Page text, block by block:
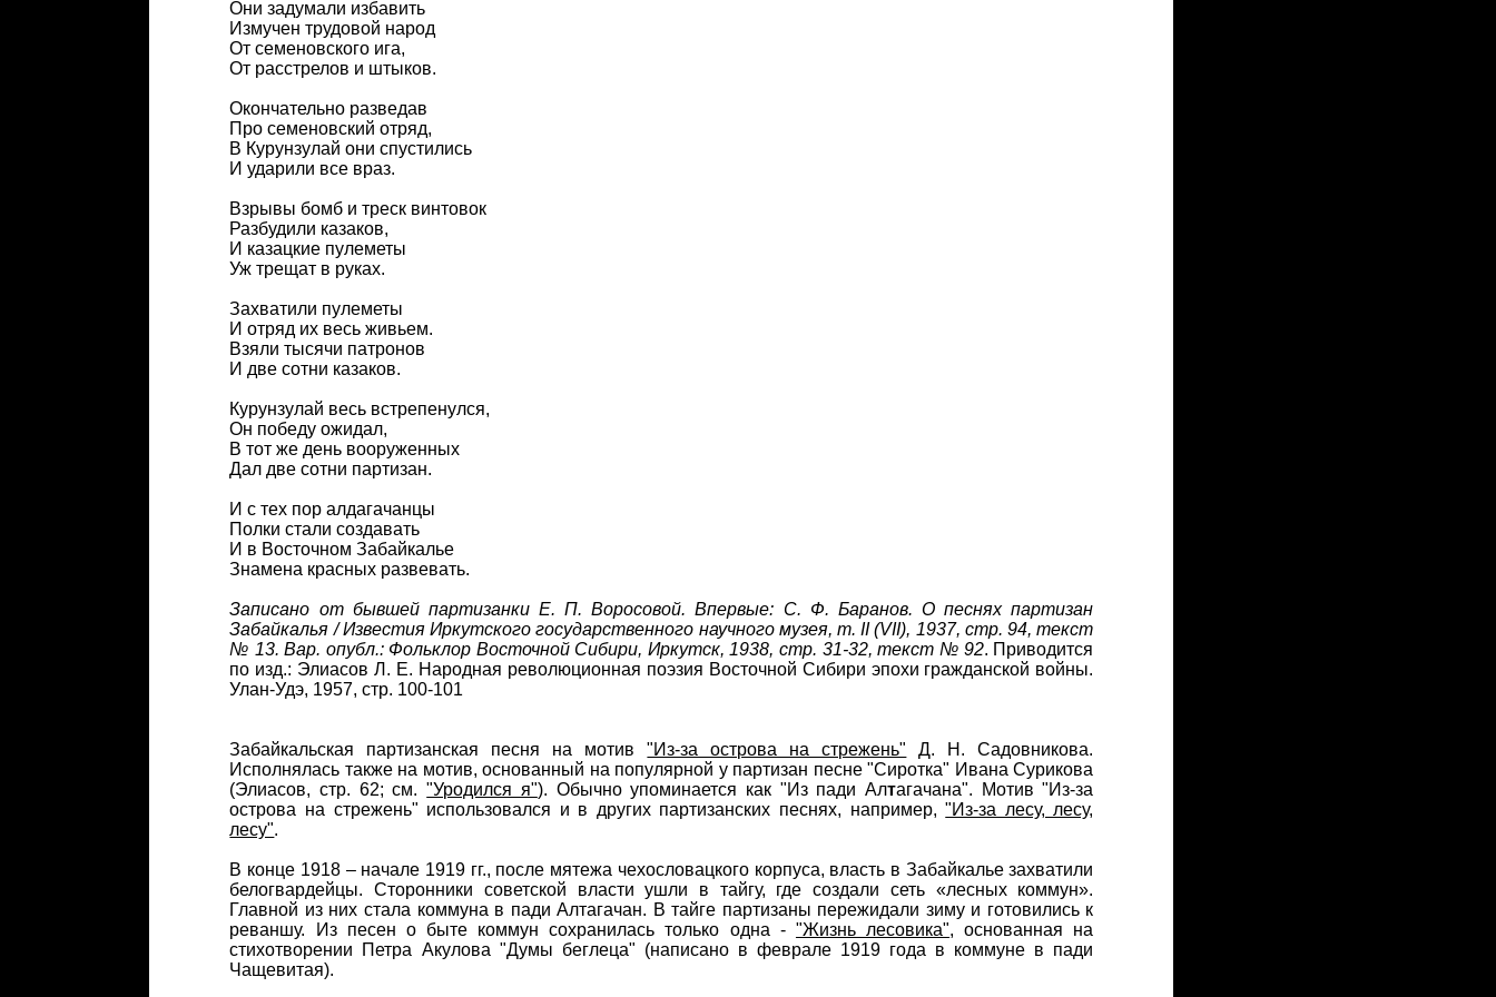
Они задумали избавить
Измучен трудовой народ
От семеновского ига,
От расстрелов и штыков.
Окончательно разведав
Про семеновский отряд,
В Курунзулай они спустились
И ударили все враз.
Взрывы бомб и треск винтовок
Разбудили казаков,
И казацкие пулеметы
Уж трещат в руках.
Захватили пулеметы
И отряд их весь живьем.
Взяли тысячи патронов
И две сотни казаков.
Курунзулай весь встрепенулся,
Он победу ожидал,
В тот же день вооруженных
Дал две сотни партизан.
И с тех пор алдагачанцы
Полки стали создавать
И в Восточном Забайкалье
Знамена красных развевать.
Записано от бывшей партизанки Е. П. Воросовой. Впервые: С. Ф. Баранов. О песнях партизан
Забайкалья / Известия Иркутского государственного научного музея, т. II (VII), 1937, стр. 94, текст
№ 13. Вар. опубл.: Фольклор Восточной Сибири, Иркутск, 1938, стр. 31-32, текст № 92. Приводится
по изд.: Элиасов Л. Е. Народная революционная поэзия Восточной Сибири эпохи гражданской войны.
Улан-Удэ, 1957, стр. 100-101
Забайкальская партизанская песня на мотив"Из-за острова на стрежень" Д. Н. Садовникова.
Исполнялась также на мотив, основанный на популярной у партизан песне "Сиротка" Ивана Сурикова
(Элиасов, стр. 62; см."Уродился я"). Обычно упоминается как "Из пади Алтагачана". Мотив "Из-за
острова на стрежень" использовался и в других партизанских песнях, например,"Из-за лесу, лесу,
лесу".
В конце 1918 – начале 1919 гг., после мятежа чехословацкого корпуса, власть в Забайкалье захватили
белогвардейцы. Сторонники советской власти ушли в тайгу, где создали сеть «лесных коммун».
Главной из них стала коммуна в пади Алтагачан. В тайге партизаны пережидали зиму и готовились к
реваншу. Из песен о быте коммун сохранилась только одна - "Жизнь лесовика", основанная на
стихотворении Петра Акулова "Думы беглеца" (написано в феврале 1919 года в коммуне в пади
Чащевитая).